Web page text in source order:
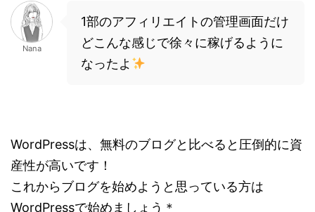
Nana
1部のアフィリエイトの管理画面だけ
どこんな感じで徐々に稼げるように
なったよ
WordPressは、無料のブログと比べると圧倒的に資
産性が高いです！
これからブログを始めようと思っている方は
WordPressで始めましょう＊